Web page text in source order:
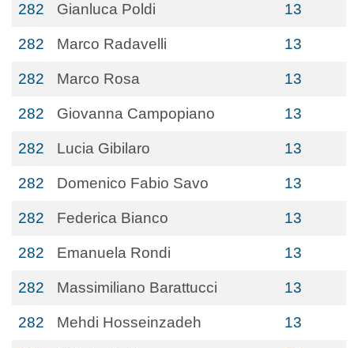
282 Gianluca Poldi 13
282 Marco Radavelli 13
282 Marco Rosa 13
282 Giovanna Campopiano 13
282 Lucia Gibilaro 13
282 Domenico Fabio Savo 13
282 Federica Bianco 13
282 Emanuela Rondi 13
282 Massimiliano Barattucci 13
282 Mehdi Hosseinzadeh 13